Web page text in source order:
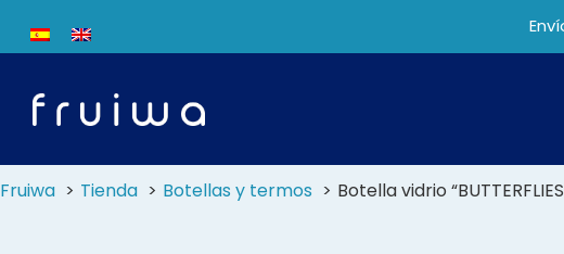
Fruiwa Tienda Botellas y termos Botella vidrio